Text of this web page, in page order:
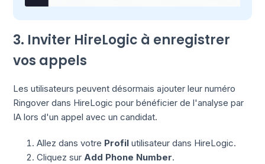
3. Inviter HireLogic à enregistrer
vos appels
Les utilisateurs peuvent désormais ajouter leur numéro
Ringover dans HireLogic pour bénéficier de l'analyse par
IA lors d'un appel avec un candidat.
Allez dans votre Profil utilisateur dans HireLogic.
Cliquez surAdd Phone Number.